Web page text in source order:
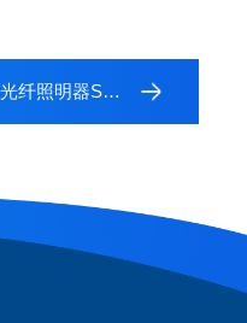
SLG-150V-X